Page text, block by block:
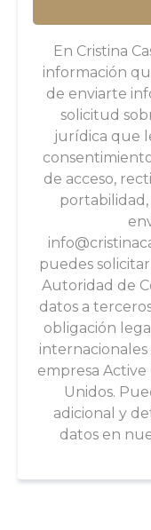
En Cristina
información
de enviarte
solicitud
jurídica que
de acceso,
puedes
Autoridad de
datos a
obligación
empresa Active
Unidos.
adicional y
datos en